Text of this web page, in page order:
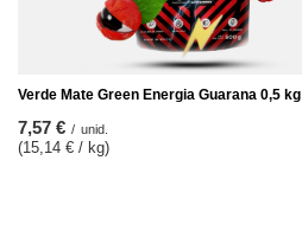
Verde Mate Green Energia Guarana 0,5 kg
7,57 € / unid.
(15,14 € / kg)